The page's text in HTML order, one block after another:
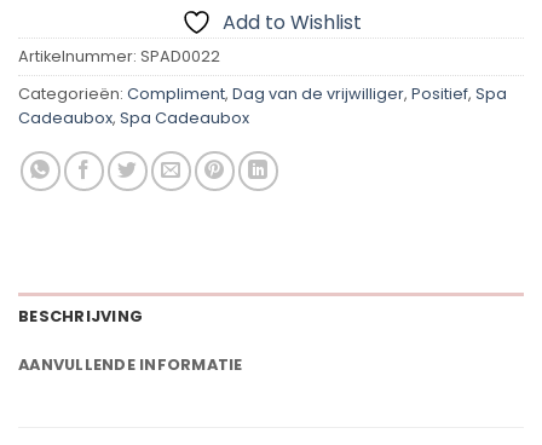
Add to Wishlist
Artikelnummer: SPAD0022
Categorieën: Compliment, Dag van de vrijwilliger, Positief, Spa
Cadeaubox, Spa Cadeaubox
BESCHRIJVING
AANVULLENDE INFORMATIE